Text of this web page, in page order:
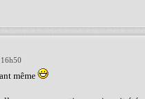
même